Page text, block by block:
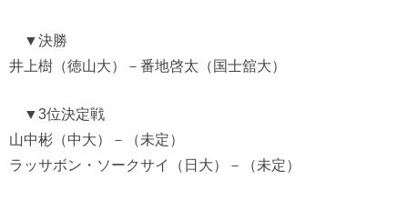
▼決勝
井上樹（徳山大）－番地啓太（国士舘大）
▼3位決定戦
山中彬（中大）－（未定）
ラッサボン・ソークサイ（日大）－（未定）